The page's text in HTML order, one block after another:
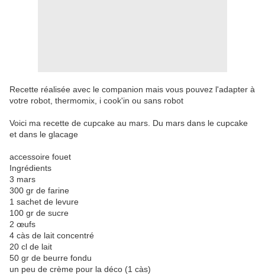
Recette réalisée avec le companion mais vous pouvez l'adapter à
votre robot, thermomix, i cook'in ou sans robot
Voici ma recette de cupcake au mars. Du mars dans le cupcake
et dans le glacage
accessoire fouet
Ingrédients
3 mars
300 gr de farine
1 sachet de levure
100 gr de sucre
2 œufs
4 càs de lait concentré
20 cl de lait
50 gr de beurre fondu
un peu de crème pour la déco (1 càs)